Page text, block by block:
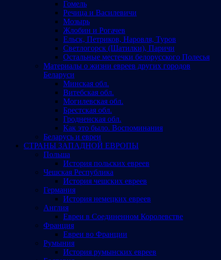
Гомель
Речица и Василевичи
Мозырь
Жлобин и Рогачев
Ельск, Петриков, Наровля, Туров
Светлогорск (Шатилки), Паричи
Остальные местечки белорусского Полесья
Материалы о жизни евреев других городов
Беларуси
Минская обл.
Витебская обл.
Могилевская обл.
Брестская обл.
Гродненская обл.
Как это было. Воспоминания
Беларусь и евреи
СТРАНЫ ЗАПАДНОЙ ЕВРОПЫ
Польша
История польских евреев
Чешская Республика
История чешских евреев
Германия
История немецких евреев
Англия
Евреи в Соединенном Королевстве
Франция
Евреи во Франции
Румыния
История румынских евреев